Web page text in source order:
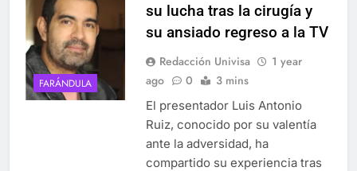
FARÁNDULA
su lucha tras la cirugía y
su ansiado regreso a la TV
Redacción Univisa
1 year
ago
0 3 mins
El presentador Luis Antonio
Ruiz, conocido por su valentía
ante la adversidad, ha
compartido su experiencia tras